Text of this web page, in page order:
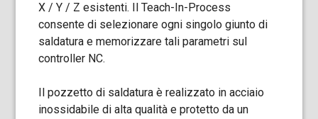
X / Y / Z esistenti. Il Teach-In-Process
consente di selezionare ogni singolo giunto di
saldatura e memorizzare tali parametri sul
controller NC.
Il pozzetto di saldatura è realizzato in acciaio
inossidabile di alta qualità e protetto da un